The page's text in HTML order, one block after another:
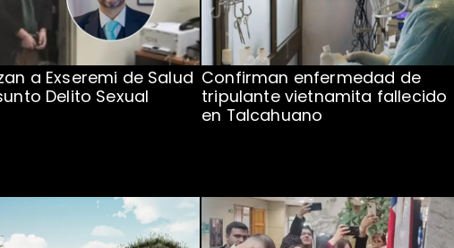
a Exseremi de Salud
Delito Sexual
Confirman enfermedad de
tripulante vietnamita fallecido
en Talcahuano